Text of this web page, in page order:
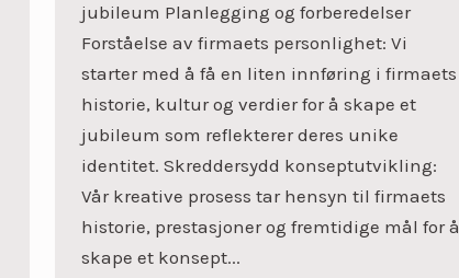
jubileum Planlegging og forberedelser
Forståelse av firmaets personlighet: Vi
starter med å få en liten innføring i firmaets
historie, kultur og verdier for å skape et
jubileum som reflekterer deres unike
identitet. Skreddersydd konseptutvikling:
Vår kreative prosess tar hensyn til firmaets
historie, prestasjoner og fremtidige mål for å
skape et konsept...